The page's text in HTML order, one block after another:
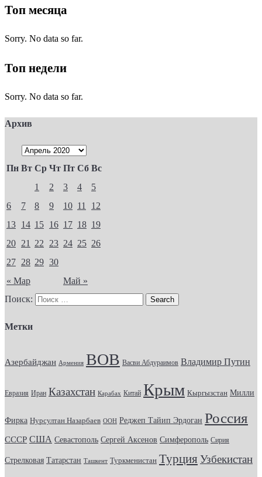
Топ месяца
Sorry. No data so far.
Топ недели
Sorry. No data so far.
Архив
Пн Вт Ср Чт Пт Сб Вс
« Мар Май »
1 2 3 4
5
6
7 8 9 10 11
12
13 14 15 16 17 18 19
20 21 22 23 24 25 26
27 28 29 30
Поиск:
Метки
Азербайджан Армения ВОВ Васви Абдураимов Владимир Путин
Евразия Иран Казахстан Карабах Китай Крым Кыргызстан Милли
Фирка Нурсултан Назарбаев ООН Реджеп Тайип Эрдоган Россия
СССР США Севастополь Сергей Аксенов Симферополь Сирия
Стрелковая Татарстан Ташкент Туркменистан Турция Узбекистан